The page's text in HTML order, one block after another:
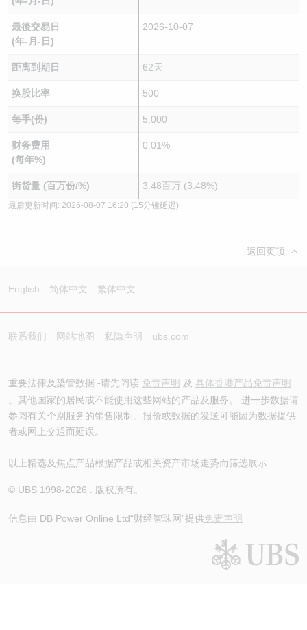
最後交易日
(年-月-日)
2026-10-07
距离到期日 62天
换股比率 500
每手(份) 5,000
财务费用
(每年%)
0.01%
街货量 (百万份/%) 3.48百万 (3.48%)
最后更新时间: 2026-08-07 16:20 (15分锺延迟)
返回页顶
English 简体中文 繁体中文
联系我们 网站地图 私隐声明 ubs.com
重要法律及槼管数据 -请先阅读 免责声明 及 具体香港产品免责声明
。其他国家的居民或不能使用这些网站的产品及服务。 进一步数据请
参阅有关个别服务的销售限制。报价或数据的发送可能因为数据提供
者或网上交通而延误。
以上精选及焦点产品根据产品或相关资产市场走势而筛选展示
© UBS 1998-2026 . 版权所有。
信息由 DB Power Online Ltd“财经智珠网”提供免责声明